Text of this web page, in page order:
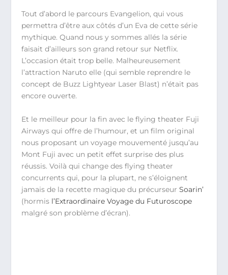
Tout d’abord le parcours Evangelion, qui vous
permettra d’être aux côtés d’un Eva de cette série
mythique. Quand nous y sommes allés la série
faisait d’ailleurs son grand retour sur Netflix.
L’occasion était trop belle. Malheureusement
l’attraction Naruto elle (qui semble reprendre le
concept de Buzz Lightyear Laser Blast) n’était pas
encore ouverte.
Et le meilleur pour la fin avec le flying theater Fuji
Airways qui offre de l’humour, et un film original
nous proposant un voyage mouvementé jusqu’au
Mont Fuji avec un petit effet surprise des plus
réussis. Voilà qui change des flying theater
concurrents qui, pour la plupart, ne s’éloignent
jamais de la recette magique du précurseurSoarin’
(hormis l’Extraordinaire Voyage du Futuroscope
malgré son problème d’écran).